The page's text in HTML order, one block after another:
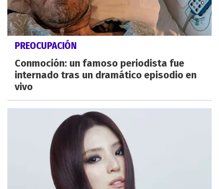
PREOCUPACIÓN
Conmoción: un famoso periodista fue
internado tras un dramático episodio en
vivo